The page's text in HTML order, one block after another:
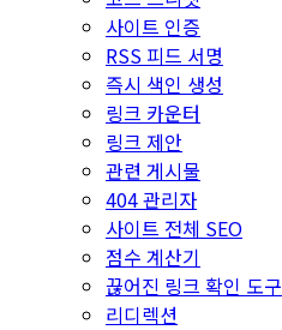
사이트 인증
RSS 피드 서명
즉시 색인 생성
링크 카운터
링크 제안
관련 게시물
404 관리자
사이트 전체 SEO
점수 계산기
끊어진 링크 확인 도구
리디렉션